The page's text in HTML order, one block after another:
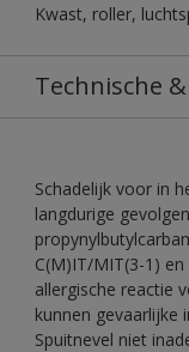
Kwast, roller,
Technische
Schadelijk voor in
langdurige
C(M)IT/MIT(3-1)
allergische reactie
kunnen gevaarlijke
Spuitnevel niet